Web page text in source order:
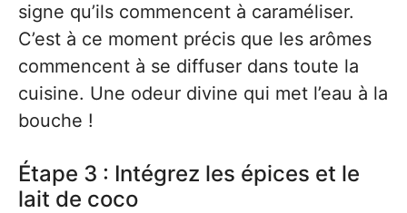
signe qu’ils commencent à caraméliser.
C’est à ce moment précis que les arômes
commencent à se diffuser dans toute la
cuisine. Une odeur divine qui met l’eau à la
bouche !
Étape 3 : Intégrez les épices et le
lait de coco